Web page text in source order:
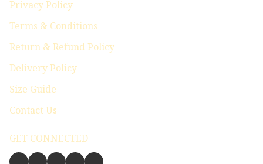
Privacy Policy
Terms & Conditions
Return & Refund Policy
Delivery Policy
Size Guide
Contact Us
GET CONNECTED